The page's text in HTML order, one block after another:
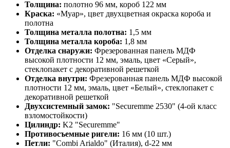
Толщина: полотно 96 мм, короб 122 мм
Краска: «Муар», цвет двухцветная окраска короба и
полотна
Толщина металла полотна: 1,5 мм
Толщина металла короба: 1,8 мм
Отделка снаружи: Фрезерованная панель МДФ
высокой плотности 12 мм, эмаль, цвет «Серый»,
стеклопакет с декоративной решеткой
Отделка внутри: Фрезерованная панель МДФ высокой
плотности 12 мм, эмаль, цвет «Белый», стеклопакет с
декоративной решеткой
Двухсистемный замок: "Securemme 2530" (4-ой класс
взломостойкости)
Цилиндр: K2 "Securemme"
Противосъемные ригели: 16 мм (10 шт.)
Петли: "Combi Arialdo" (Италия), d-22 мм